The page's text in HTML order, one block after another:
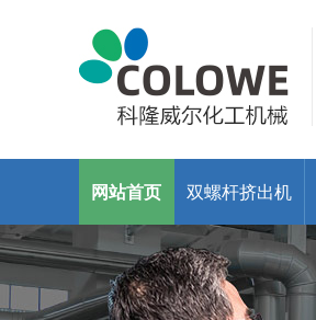
网站首页 双螺杆挤出机